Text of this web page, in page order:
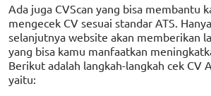
Ada juga CVScan yang bisa membantu
mengecek CV sesuai standar ATS.
selanjutnya website akan memberikan
yang bisa kamu manfaatkan
Berikut adalah langkah-langkah cek CV
yaitu: